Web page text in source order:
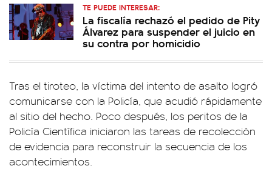
TE PUEDE INTERESAR:
La fiscalía rechazó el pedido de Pity
Álvarez para suspender el juicio en
su contra por homicidio
Tras el tiroteo, la víctima del intento de asalto logró
comunicarse con la Policía, que acudió rápidamente
al sitio del hecho. Poco después, los peritos de la
Policía Científica iniciaron las tareas de recolección
de evidencia para reconstruir la secuencia de los
acontecimientos.